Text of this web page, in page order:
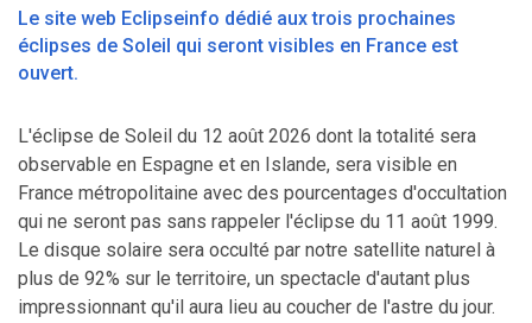
Le site web Eclipseinfo dédié aux trois prochaines
éclipses de Soleil qui seront visibles en France est
ouvert.
L'éclipse de Soleil du 12 août 2026 dont la totalité sera
observable en Espagne et en Islande, sera visible en
France métropolitaine avec des pourcentages d'occultation
qui ne seront pas sans rappeler l'éclipse du 11 août 1999.
Le disque solaire sera occulté par notre satellite naturel à
plus de 92% sur le territoire, un spectacle d'autant plus
impressionnant qu'il aura lieu au coucher de l'astre du jour.